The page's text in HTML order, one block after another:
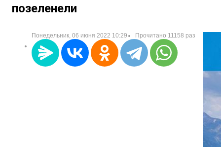
позеленели
Понедельник, 06 июня 2022 10:29 Прочитано 11158 раз